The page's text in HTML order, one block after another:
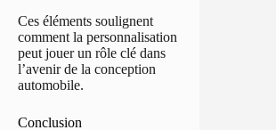
Ces éléments soulignent
comment la personnalisation
peut jouer un rôle clé dans
l’avenir de la conception
automobile.
Conclusion